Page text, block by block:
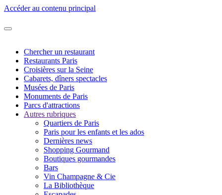
Accéder au contenu principal
Chercher un restaurant
Restaurants Paris
Croisières sur la Seine
Cabarets, dîners spectacles
Musées de Paris
Monuments de Paris
Parcs d'attractions
Autres rubriques
Quartiers de Paris
Paris pour les enfants et les ados
Dernières news
Shopping Gourmand
Boutiques gourmandes
Bars
Vin Champagne & Cie
La Bibliothèque